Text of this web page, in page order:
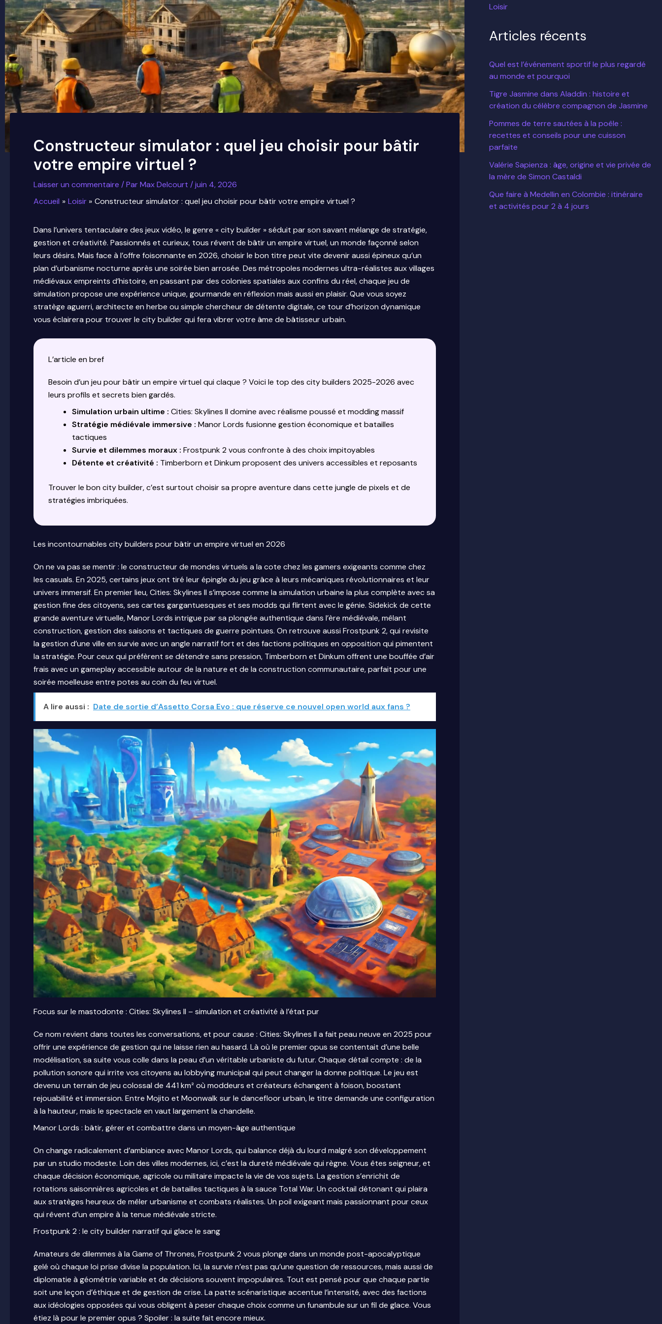
Constructeur simulator : quel jeu choisir pour bâtir
votre empire virtuel ?
Laisser un commentaire / ParMax Delcourt /juin 4, 2026
Accueil
Loisir Constructeur simulator : quel jeu choisir pour bâtir votre empire virtuel ?
Dans l’univers tentaculaire des jeux vidéo, le genre « city builder » séduit par son savant mélange de stratégie,
gestion et créativité. Passionnés et curieux, tous rêvent de bâtir un empire virtuel, un monde façonné selon
leurs désirs. Mais face à l’offre foisonnante en 2026, choisir le bon titre peut vite devenir aussi épineux qu’un
plan d’urbanisme nocturne après une soirée bien arrosée. Des métropoles modernes ultra-réalistes aux villages
médiévaux empreints d’histoire, en passant par des colonies spatiales aux confins du réel, chaque jeu de
simulation propose une expérience unique, gourmande en réflexion mais aussi en plaisir. Que vous soyez
stratège aguerri, architecte en herbe ou simple chercheur de détente digitale, ce tour d’horizon dynamique
vous éclairera pour trouver le city builder qui fera vibrer votre âme de bâtisseur urbain.
L’article en bref
Besoin d’un jeu pour bâtir un empire virtuel qui claque ? Voici le top des city builders 2025-2026 avec
leurs profils et secrets bien gardés.
Simulation urbain ultime : Cities: Skylines II domine avec réalisme poussé et modding massif
Stratégie médiévale immersive : Manor Lords fusionne gestion économique et batailles
tactiques
Survie et dilemmes moraux : Frostpunk 2 vous confronte à des choix impitoyables
Détente et créativité : Timberborn et Dinkum proposent des univers accessibles et reposants
Trouver le bon city builder, c’est surtout choisir sa propre aventure dans cette jungle de pixels et de
stratégies imbriquées.
Les incontournables city builders pour bâtir un empire virtuel en 2026
On ne va pas se mentir : le constructeur de mondes virtuels a la cote chez les gamers exigeants comme chez
les casuals. En 2025, certains jeux ont tiré leur épingle du jeu grâce à leurs mécaniques révolutionnaires et leur
univers immersif. En premier lieu, Cities: Skylines II s’impose comme la simulation urbaine la plus complète avec sa
gestion fine des citoyens, ses cartes gargantuesques et ses modds qui flirtent avec le génie. Sidekick de cette
grande aventure virtuelle, Manor Lords intrigue par sa plongée authentique dans l’ère médiévale, mêlant
construction, gestion des saisons et tactiques de guerre pointues. On retrouve aussi Frostpunk 2, qui revisite
la gestion d’une ville en survie avec un angle narratif fort et des factions politiques en opposition qui pimentent
la stratégie. Pour ceux qui préfèrent se détendre sans pression, Timberborn et Dinkum offrent une bouffée d’air
frais avec un gameplay accessible autour de la nature et de la construction communautaire, parfait pour une
soirée moelleuse entre potes au coin du feu virtuel.
A lire aussi : Date de sortie d’Assetto Corsa Evo : que réserve ce nouvel open world aux fans ?
Focus sur le mastodonte : Cities: Skylines II – simulation et créativité à l’état pur
Ce nom revient dans toutes les conversations, et pour cause : Cities: Skylines II a fait peau neuve en 2025 pour
offrir une expérience de gestion qui ne laisse rien au hasard. Là où le premier opus se contentait d’une belle
modélisation, sa suite vous colle dans la peau d’un véritable urbaniste du futur. Chaque détail compte : de la
pollution sonore qui irrite vos citoyens au lobbying municipal qui peut changer la donne politique. Le jeu est
devenu un terrain de jeu colossal de 441 km² où moddeurs et créateurs échangent à foison, boostant
rejouabilité et immersion. Entre Mojito et Moonwalk sur le dancefloor urbain, le titre demande une configuration
à la hauteur, mais le spectacle en vaut largement la chandelle.
Manor Lords : bâtir, gérer et combattre dans un moyen-âge authentique
On change radicalement d’ambiance avec Manor Lords, qui balance déjà du lourd malgré son développement
par un studio modeste. Loin des villes modernes, ici, c’est la dureté médiévale qui règne. Vous êtes seigneur, et
chaque décision économique, agricole ou militaire impacte la vie de vos sujets. La gestion s’enrichit de
rotations saisonnières agricoles et de batailles tactiques à la sauce Total War. Un cocktail détonant qui plaira
aux stratèges heureux de mêler urbanisme et combats réalistes. Un poil exigeant mais passionnant pour ceux
qui rêvent d’un empire à la tenue médiévale stricte.
Frostpunk 2 : le city builder narratif qui glace le sang
Amateurs de dilemmes à la Game of Thrones, Frostpunk 2 vous plonge dans un monde post-apocalyptique
gelé où chaque loi prise divise la population. Ici, la survie n’est pas qu’une question de ressources, mais aussi de
diplomatie à géométrie variable et de décisions souvent impopulaires. Tout est pensé pour que chaque partie
soit une leçon d’éthique et de gestion de crise. La patte scénaristique accentue l’intensité, avec des factions
aux idéologies opposées qui vous obligent à peser chaque choix comme un funambule sur un fil de glace. Vous
étiez là pour le premier opus ? Spoiler : la suite fait encore mieux.
Loisir
Articles récents
Quel est l’événement sportif le plus regardé
au monde et pourquoi
Tigre Jasmine dans Aladdin : histoire et
création du célèbre compagnon de Jasmine
Pommes de terre sautées à la poêle :
recettes et conseils pour une cuisson
parfaite
Valérie Sapienza : âge, origine et vie privée de
la mère de Simon Castaldi
Que faire à Medellin en Colombie : itinéraire
et activités pour 2 à 4 jours